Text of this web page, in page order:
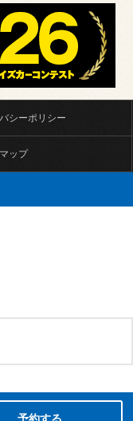
シーポリシー
ップ
rights reserved.